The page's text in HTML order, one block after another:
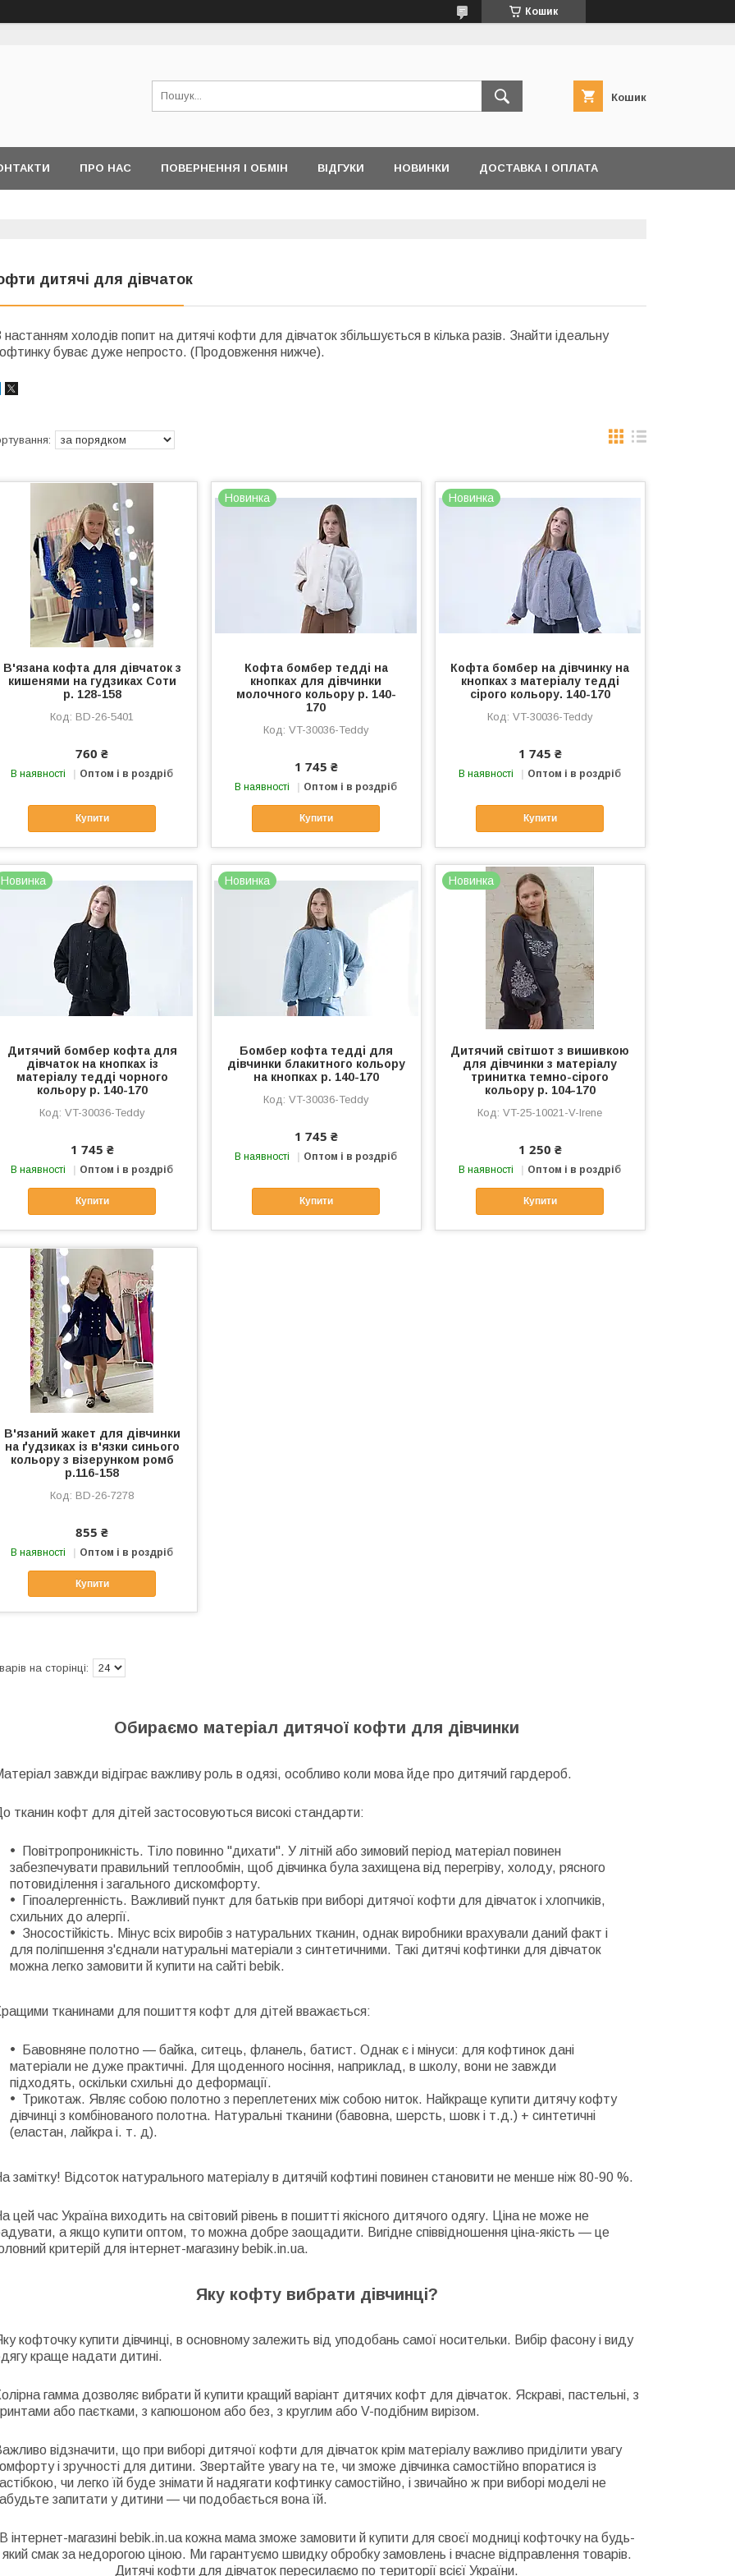
Кошик
Кошик
ПРО НАС ПОВЕРНЕННЯ І ОБМІН ВІДГУКИ НОВИНКИ ДОСТАВКА І ОПЛАТА
дитячі для дівчаток
настанням холодів попит на дитячі кофти для дівчаток збільшується в кілька разів. Знайти ідеальну
буває дуже непросто. (Продовження нижче).
В'язана кофта для дівчаток з
кишенями на гудзиках Соти
р. 128-158
BD-26-5401
760 ₴
В наявності Оптом і в роздріб
Купити
Новинка
Кофта бомбер тедді на
кнопках для дівчинки
молочного кольору р. 140-
170
VT-30036-Teddy
1 745 ₴
В наявності Оптом і в роздріб
Купити
Новинка
Кофта бомбер на дівчинку на
кнопках з матеріалу тедді
сірого кольору. 140-170
VT-30036-Teddy
1 745 ₴
В наявності Оптом і в роздріб
Купити
Новинка
Дитячий бомбер кофта для
дівчаток на кнопках із
матеріалу тедді чорного
кольору р. 140-170
VT-30036-Teddy
1 745 ₴
В наявності Оптом і в роздріб
Купити
Новинка
Бомбер кофта тедді для
дівчинки блакитного кольору
на кнопках р. 140-170
VT-30036-Teddy
1 745 ₴
В наявності Оптом і в роздріб
Купити
Новинка
Дитячий світшот з вишивкою
для дівчинки з матеріалу
тринитка темно-сірого
кольору р. 104-170
VT-25-10021-V-Irene
1 250 ₴
В наявності Оптом і в роздріб
Купити
В'язаний жакет для дівчинки
на ґудзиках із в'язки синього
кольору з візерунком ромб
р.116-158
BD-26-7278
855 ₴
В наявності Оптом і в роздріб
Купити
Обираємо матеріал дитячої кофти для дівчинки
завжди відіграє важливу роль в одязі, особливо коли мова йде про дитячий гардероб.
тканин кофт для дітей застосовуються високі стандарти:
Повітропроникність. Тіло повинно "дихати". У літній або зимовий період матеріал повинен
забезпечувати правильний теплообмін, щоб дівчинка була захищена від перегріву, холоду, рясного
потовиділення і загального дискомфорту.
Гіпоалергенність. Важливий пункт для батьків при виборі дитячої кофти для дівчаток і хлопчиків,
схильних до алергії.
Зносостійкість. Мінус всіх виробів з натуральних тканин, однак виробники врахували даний факт і
для поліпшення з'єднали натуральні матеріали з синтетичними. Такі дитячі кофтинки для дівчаток
можна легко замовити й купити на сайті bebik.
тканинами для пошиття кофт для дітей вважається:
Бавовняне полотно — байка, ситець, фланель, батист. Однак є і мінуси: для кофтинок дані
матеріали не дуже практичні. Для щоденного носіння, наприклад, в школу, вони не завжди
підходять, оскільки схильні до деформації.
Трикотаж. Являє собою полотно з переплетених між собою ниток. Найкраще купити дитячу кофту
дівчинці з комбінованого полотна. Натуральні тканини (бавовна, шерсть, шовк і т.д.) + синтетичні
(еластан, лайкра і. т. д).
замітку! Відсоток натурального матеріалу в дитячій кофтині повинен становити не менше ніж 80-90 %.
цей час Україна виходить на світовий рівень в пошитті якісного дитячого одягу. Ціна не може не
а якщо купити оптом, то можна добре заощадити. Вигідне співвідношення ціна-якість — це
критерій для інтернет-магазину bebik.in.ua.
Яку кофту вибрати дівчинці?
кофточку купити дівчинці, в основному залежить від уподобань самої носительки. Вибір фасону і виду
краще надати дитині.
гамма дозволяє вибрати й купити кращий варіант дитячих кофт для дівчаток. Яскраві, пастельні, з
або паєтками, з капюшоном або без, з круглим або V-подібним вирізом.
відзначити, що при виборі дитячої кофти для дівчаток крім матеріалу важливо приділити увагу
і зручності для дитини. Звертайте увагу на те, чи зможе дівчинка самостійно впоратися із
чи легко їй буде знімати й надягати кофтинку самостійно, і звичайно ж при виборі моделі не
запитати у дитини — чи подобається вона їй.
інтернет-магазині bebik.in.ua кожна мама зможе замовити й купити для своєї модниці кофточку на будь-
який смак за недорогою ціною. Ми гарантуємо швидку обробку замовлень і вчасне відправлення товарів.
Дитячі кофти для дівчаток пересилаємо по території всієї України.